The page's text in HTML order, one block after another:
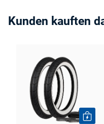
Kunden kauften